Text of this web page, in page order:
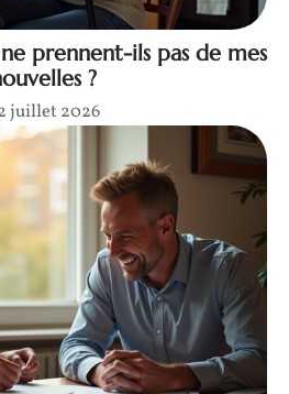
prennent-ils pas de mes
?
juillet 2026